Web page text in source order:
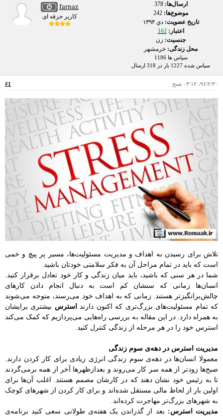
farnaz
کاربر حرفه ای
ارسال‌ها:378
موضوع‌ها:
تاریخ عضویت:دي ۱۳۹۴
اعتبار:162
جنسیت: زن
محل زندگی: خرمشهر
سپاس ها 1186
سپاس شده 1227 بار در 318 ارسال
#1 ۹۶/۲/۳۰، ۰۳:۱۲ صبح
تلاش برای رسیدن به اهداف و مدیریت مسئولیت‌ها، مسیر پر پیچ و خمی
است که باید در تمام مراحل آن به فکر سلامتی خودتان باشید.
شما در هر سنی که باشید، باید میان زندگی و کار خود تعادل برقرار کنید.
انسان‌ها زمانی که سنشان کم است به‌ دنبال انجام دادن کارهای
چالش‌برانگیزتر هستند. زمانی که به اهداف خود می‌رسند، متوجه می‌شوند
که تمام مسئولیت‌های بزرگ‌تری که اکنون دارند
استرس بیشتری برایشان
به همراه دارد. در این مقاله‌ به بررسی راه‌هایی می‌پردازیم که کمک می‌کند
استرس خود را در هر مرحله از زندگی کنترل کنید.
مدیریت استرس در دهه‌ی سوم زندگی
معمولا انسان‌ها در دهه‌ی سوم زندگی انرژی زیادی برای کار کردن دارند.
صبح‌ها زودتر از همه سر کار می‌روند و بعدازظهرها آخر از همه برمی‌گردند
تا به رئیس خود نشان دهند که در کارشان مصمم هستند. اغلب آن‌ها برای
اولین بار از لحاظ مالی مستقل شده‌اند و برای کار کردن از شهرهای کوچک
به شهرهای بزرگ‌تر مهاجرت کرده‌اند.
مدیریت استرس: بعد از گذراندن یک هفته‌ی طولانی سعی کنید برنامه‌ی